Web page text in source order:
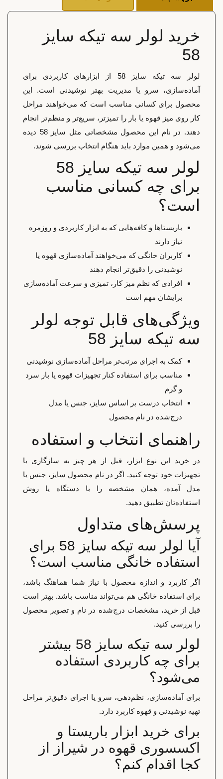
خرید لولر سه تیکه سایز
58
لولر سه تیکه سایز 58 از ابزارهای کاربردی برای
آماده‌سازی، سرو یا مدیریت بهتر نوشیدنی است. این
محصول برای کسانی مناسب است که می‌خواهند مراحل
کار روی میز قهوه یا بار را تمیزتر، سریع‌تر و منظم‌تر انجام
دهند. در نام این محصول مشخصاتی مثل سایز 58 دیده
می‌شود و همین موارد باید هنگام انتخاب بررسی شوند.
لولر سه تیکه سایز 58
برای چه کسانی مناسب
است؟
باریستاها و کافه‌هایی که به ابزار کاربردی و روزمره
نیاز دارند
کاربران خانگی که می‌خواهند آماده‌سازی قهوه یا
نوشیدنی را دقیق‌تر انجام دهند
افرادی که نظم میز کار، تمیزی و سرعت آماده‌سازی
برایشان مهم است
ویژگی‌های قابل توجه لولر
سه تیکه سایز 58
کمک به اجرای مرتب‌تر مراحل آماده‌سازی نوشیدنی
مناسب برای استفاده کنار تجهیزات قهوه یا بار سرد
و گرم
انتخاب درست بر اساس سایز، جنس یا مدل
درج‌شده در نام محصول
راهنمای انتخاب و استفاده
در خرید این نوع ابزار، قبل از هر چیز به سازگاری با
تجهیزات خود توجه کنید. اگر در نام محصول سایز، جنس یا
مدل آمده، همان مشخصه را با دستگاه یا روش
استفاده‌تان تطبیق دهید.
پرسش‌های متداول
آیا لولر سه تیکه سایز 58 برای
استفاده خانگی مناسب است؟
اگر کاربرد و اندازه محصول با نیاز شما هماهنگ باشد،
برای استفاده خانگی هم می‌تواند مناسب باشد. بهتر است
قبل از خرید، مشخصات درج‌شده در نام و تصویر محصول
را بررسی کنید.
لولر سه تیکه سایز 58 بیشتر
برای چه کاربردی استفاده
می‌شود؟
برای آماده‌سازی، نظم‌دهی، سرو یا اجرای دقیق‌تر مراحل
تهیه نوشیدنی و قهوه کاربرد دارد.
برای خرید ابزار باریستا و
اکسسوری قهوه در شیراز از
کجا اقدام کنم؟